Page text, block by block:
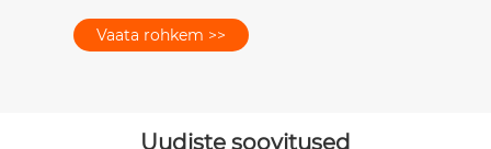
Vaata rohkem >>
Uudiste soovitused